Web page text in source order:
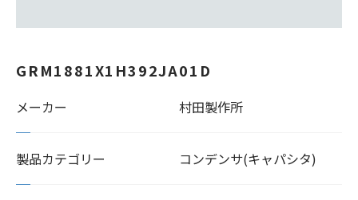
GRM1881X1H392JA01D
メーカー 村田製作所
製品カテゴリー コンデンサ(キャパシタ)